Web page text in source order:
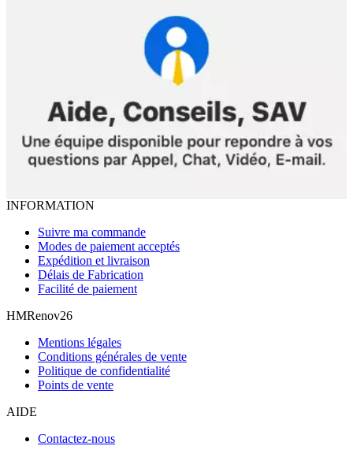
INFORMATION
Suivre ma commande
Modes de paiement acceptés
Expédition et livraison
Délais de Fabrication
Facilité de paiement
HMRenov26
Mentions légales
Conditions générales de vente
Politique de confidentialité
Points de vente
AIDE
Contactez-nous